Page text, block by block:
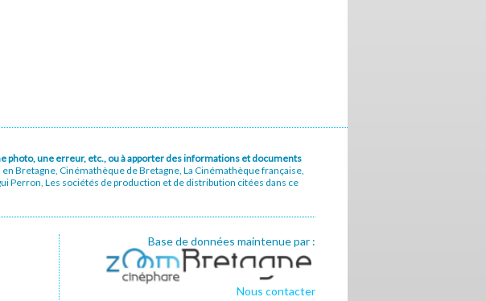
photo, une erreur, etc., ou à apporter des informations et documents
Bretagne, Cinémathèque de Bretagne, La Cinémathèque française,
Perron, Les sociétés de production et de distribution citées dans ce
Base de données maintenue par :
Nous contacter